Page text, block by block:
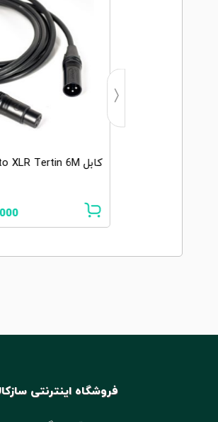
کابل XLR to TRS Tertin 6M
فروشگاه اینترنتی